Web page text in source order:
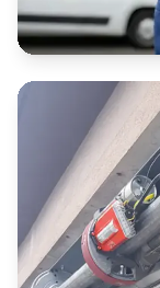
Le
avec